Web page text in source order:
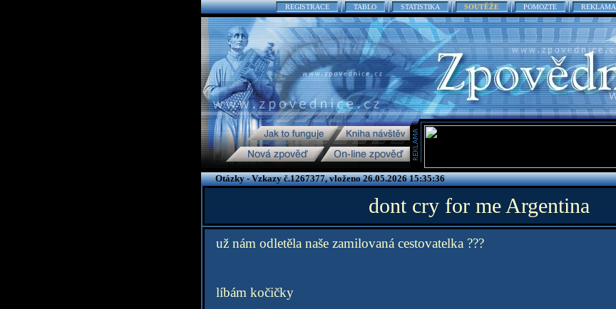
REGISTRACE TABLO STATISTIKA SOUTĚŽE POMOZTE REKLAMA
Otázky - Vzkazy č.1267377, vloženo 26.05.2026 15:35:36
dont cry for me Argentina
už nám odletěla naše zamilovaná cestovatelka ???
líbám kočičky